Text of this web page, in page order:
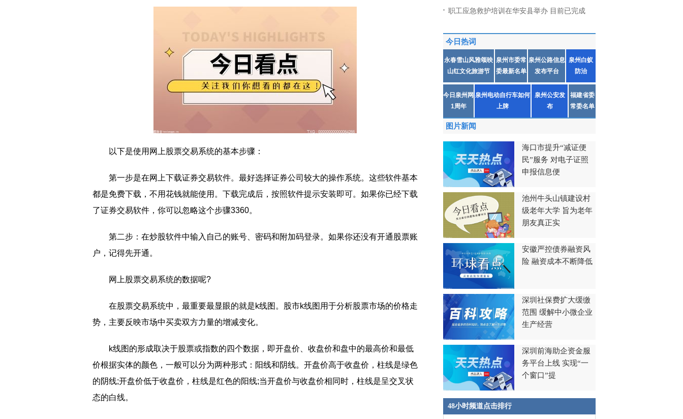
以下是使用网上股票交易系统的基本步骤：
第一步是在网上下载证券交易软件。最好选择证券公司较大的操作系统。这些软件基本
都是免费下载，不用花钱就能使用。下载完成后，按照软件提示安装即可。如果你已经下载
了证券交易软件，你可以忽略这个步骤3360。
第二步：在炒股软件中输入自己的账号、密码和附加码登录。如果你还没有开通股票账
户，记得先开通。
网上股票交易系统的数据呢?
在股票交易系统中，最重要最显眼的就是k线图。股市k线图用于分析股票市场的价格走
势，主要反映市场中买卖双方力量的增减变化。
k线图的形成取决于股票或指数的四个数据，即开盘价、收盘价和盘中的最高价和最低
价根据实体的颜色，一般可以分为两种形式：阳线和阴线。开盘价高于收盘价，柱线是绿色
的阴线;开盘价低于收盘价，柱线是红色的阳线;当开盘价与收盘价相同时，柱线是呈交叉状
态的白线。
职工应急救护培训在华安县举办 目前已完成
今日热词
永春雪山风雅颂映
山红文化旅游节
泉州市委常
委最新名单
泉州公路信息
发布平台
泉州白蚁
防治
今日泉州网
1周年
泉州电动自行车如何
上牌
泉州公安发
布
福建省委
常委名单
图片新闻
海口市提升“减证便
民”服务 对电子证照
申报信息便
池州牛头山镇建设村
级老年大学 旨为老年
朋友真正实
安徽严控债券融资风
险 融资成本不断降低
深圳社保费扩大缓缴
范围 缓解中小微企业
生产经营
深圳前海助企资金服
务平台上线 实现“一
个窗口”提
48小时频道点击排行